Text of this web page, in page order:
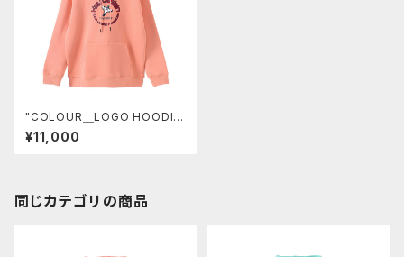
"COLOUR＿LOGO HOODIE
＿PERFECT"
¥11,000
同じカテゴリの商品